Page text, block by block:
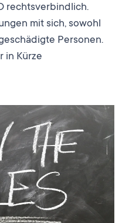
rechtsverbindlich.
mit sich, sowohl
Personen.
in Kürze